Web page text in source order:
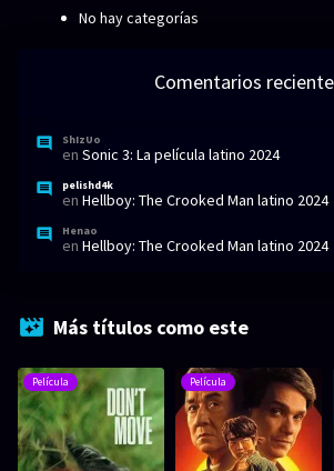
No hay categorías
Comentarios
ShIzUo
en Sonic 3: La película latino 2024
pelishd4k
en Hellboy: The Crooked Man latino 2024
Henao
en Hellboy: The Crooked Man latino 2024
Más títulos como este
Película Película